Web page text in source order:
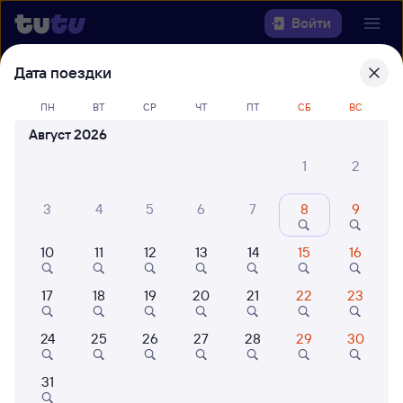
Войти
Выберите день, чтобы найти
билеты Икабья — Саратов-1 Пасс.
Откуда
Кто едет
Найти поезда
Дата поездки
ПН ВТ СР ЧТ ПТ СБ ВС
Август 2026
1
2
3 4 5 6 7 8 9
10 11 12 13 14 15 16
17 18 19 20 21 22 23
24 25 26 27 28 29 30
31